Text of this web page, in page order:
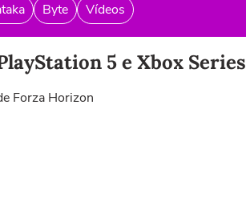
Byte Vídeos
5 e Xbox Series
Forza Horizon